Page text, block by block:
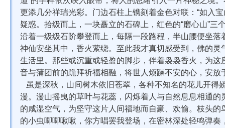
更添几分祥瑞光彩。门边石柱上镌刻着金色对联：“如入
疑惑。拾级而上，一块矗立的石碑上，红色的“磨心山”三
沿着一级级石阶攀登而上，每隔一段路程，半山腰便坐
神仙安坐其中，香火萦绕。至此我才真切感受到，佛的
生活里。那些或沉重或轻盈的脚步，伴着袅袅香火，为
音与蒲团前的跪拜祈福相融，将世人烦躁不安的心，安放
虽是深秋，山间树木依旧苍翠，各种不知名的花儿开得
漫。漫山摇曳的草叶与花蕊，闪烁着人与自然息息相通
的咸湿空气，为坚守这片人间福地而自豪、欢愉。枝头
的小虫唧唧啾啾，你方唱罢我登场，在密林深处轻鸣弹奏